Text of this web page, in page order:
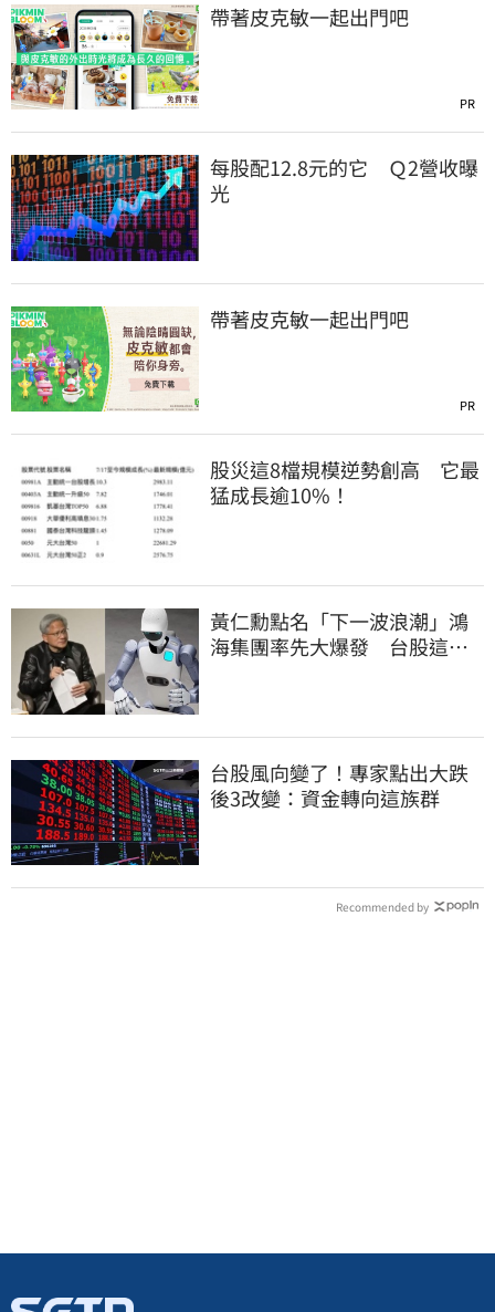
帶著皮克敏一起出門吧
PR
每股配12.8元的它 Ｑ2營收曝
光
帶著皮克敏一起出門吧
PR
股災這8檔規模逆勢創高 它最
猛成長逾10%！
黃仁勳點名「下一波浪潮」鴻
海集團率先大爆發 台股這族
台股風向變了！專家點出大跌
後3改變：資金轉向這族群
Recommended by